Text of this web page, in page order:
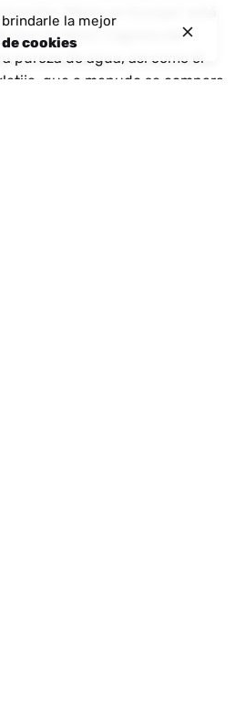
"Mejor en Europa" está
, que se llama "Lágrima de
pureza de agua, así como el
que a menudo se compara
la mejor
cookies